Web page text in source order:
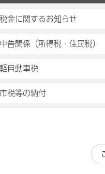
税金に関するお知らせ
申告関係（所得税・住民税）
軽自動車税
市税等の納付